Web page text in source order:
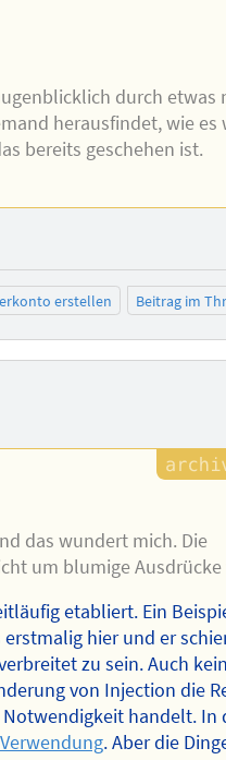
durch etwas
herausfindet, wie es
bereits geschehen ist.
erstellen Beitrag im
das wundert mich. Die
um blumige Ausdrücke
etabliert. Ein
hier und er
zu sein. Auch
von Injection die
handelt. In
. Aber die